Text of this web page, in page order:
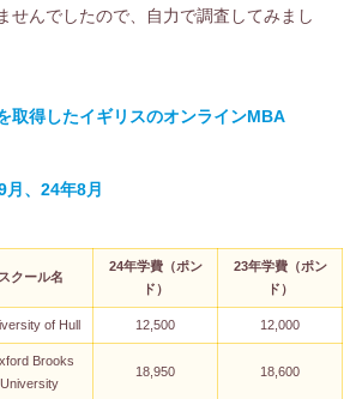
せんでしたので、自力で調査してみまし
取得したイギリスのオンラインMBA
、24年8月
スクール名
24年学費（ポン
ド）
23年学費（ポン
ド）
of Hull 12,500 12,000
Brooks
University
18,950 18,600